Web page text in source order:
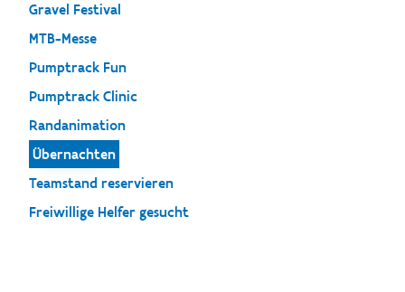
Gravel Festival
MTB-Messe
Pumptrack Fun
Pumptrack Clinic
Randanimation
Übernachten
Teamstand reservieren
Freiwillige Helfer gesucht